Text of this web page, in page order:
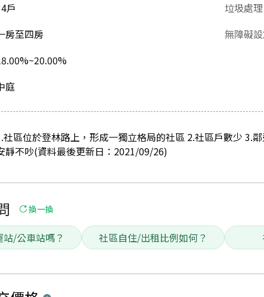
戶
房至四房
垃圾處理
無障礙
庭
社區位於登林路上，形成一獨立格局的社區 2.社區戶數少 3.
靜不吵(資料最後更新日：2021/09/26)
換一換
/公車站嗎？ 社區自住/出租比例如何？